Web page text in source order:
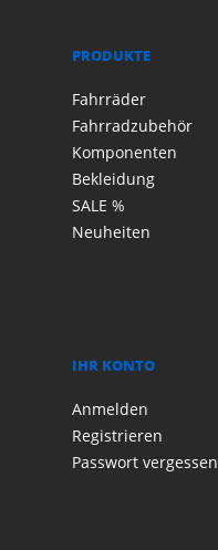
PRODUKTE
Fahrräder
Fahrradzubehör
Komponenten
Bekleidung
SALE %
Neuheiten
IHR KONTO
Anmelden
Registrieren
Passwort vergessen